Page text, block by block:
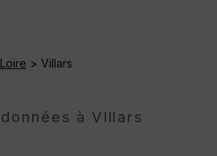
Loire > Villars
à Villars